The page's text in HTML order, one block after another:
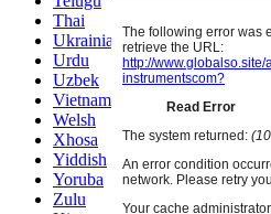
Thai
Ukrainian
Urdu
Uzbek
Vietnamese
Welsh
Xhosa
Yiddish
Yoruba
Zulu